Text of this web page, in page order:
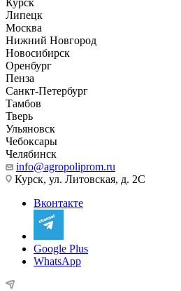
Курск
Липецк
Москва
Нижний Новгород
Новосибирск
Оренбург
Пенза
Санкт-Петербург
Тамбов
Тверь
Ульяновск
Чебоксары
Челябинск
info@agropoliprom.ru
Курск, ул. Литовская, д. 2С
Вконтакте
Google Plus
WhatsApp